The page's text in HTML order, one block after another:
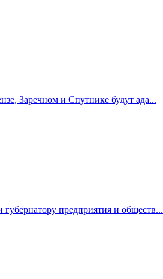
Заречном и Спутнике будут ада...
губернатору предприятия и обществ...